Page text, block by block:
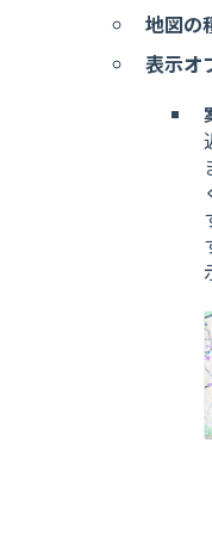
地図の
表示オ